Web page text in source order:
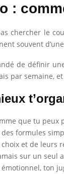
:
chercher le
souvent
de définir
par semaine,
que tu
formules
et de leurs
sur un seul
ton